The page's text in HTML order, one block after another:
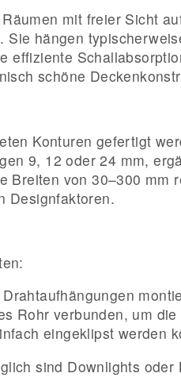
mit freier Sicht
hängen
schöne
Konturen gefertigt
9, 12 oder 24 mm,
von 30–300 mm
Designfaktoren.
Rohr verbunden, um
eingeklipst werden
sind Downlights